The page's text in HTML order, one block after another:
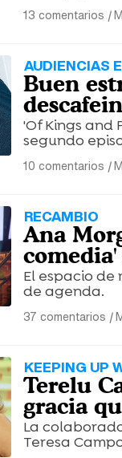
13 comentarios |
AUDIENCIAS
Buen
'Of Kings and
segundo
10 comentarios |
RECAMBIO
Ana
El espacio
de agenda.
37 comentarios |
KEEPING UP
Terelu
gracia
La
Teresa